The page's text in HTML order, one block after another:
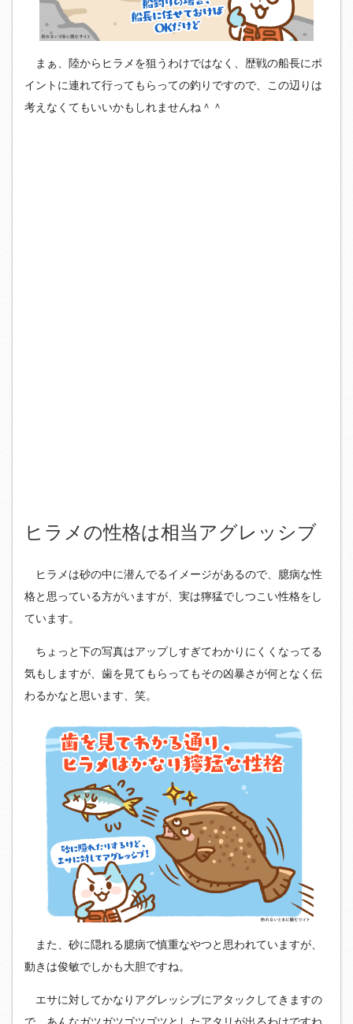
まぁ、陸からヒラメを狙うわけではなく、歴戦の船長にポ
イントに連れて行ってもらっての釣りですので、この辺りは
考えなくてもいいかもしれませんね＾＾
ヒラメの性格は相当アグレッシブ
ヒラメは砂の中に潜んでるイメージがあるので、臆病な性
格と思っている方がいますが、実は獰猛でしつこい性格をし
ています。
ちょっと下の写真はアップしすぎてわかりにくくなってる
気もしますが、歯を見てもらってもその凶暴さが何となく伝
わるかなと思います、笑。
また、砂に隠れる臆病で慎重なやつと思われていますが、
動きは俊敏でしかも大胆ですね。
エサに対してかなりアグレッシブにアタックしてきますの